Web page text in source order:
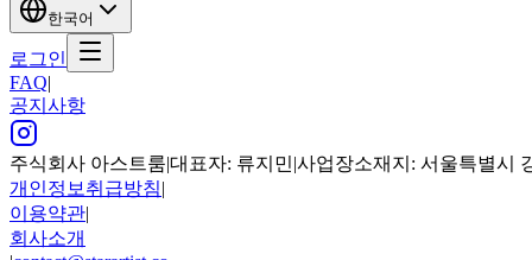
한국어
로그인
FAQ|
공지사항
주식회사 아스트룸|대표자: 류지민|사업장소재지: 서울특별시
개인정보취급방침|
이용약관|
회사소개